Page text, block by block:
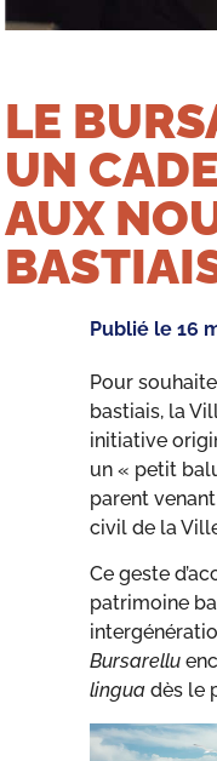
LE
UN
AUX
Publié le 16
Pour
bastiais, la
initiative
un « petit
parent
civil de la
Ce geste
patrimoine
Bursarellu
lingua dès le